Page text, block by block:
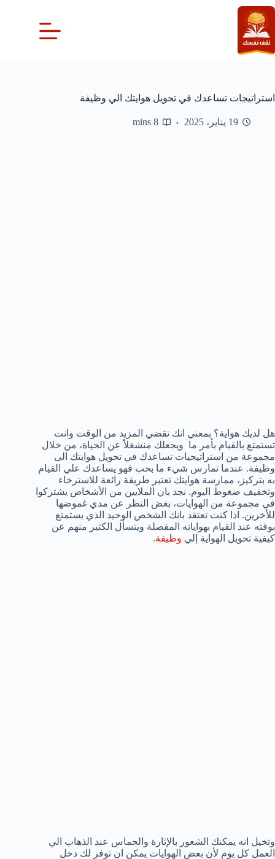
التجاوز
إلى
المحتوى
استراتيجات تساعدك في تحويل هوايتك الي وظيفة
19 يناير، 2025 8 mins
هل لديك هواية؟ بمعني انك تقضي المزيد من الوقت وانت
تستمتع بالقيام بأمر ما ويجعلك منشغلاً عن الحياة، من خلال
مجموعة من استراتيجيات تساعدك في تحويل هوايتك الى
وظيفة. عندما تمارس شيء ما بحب فهو يساعدك علي القيام
به بتركيز، ممارسة هوايتك تعتبر طريقة رائعة للاسترخاء
وتخفيف ضغوط اليوم. نجد بان الملايين من الأشخاص يشتركوا
في مجموعة من الهوايات، بغض النظر عن مدي غموضها
للأخرين. اذا كنت تعتقد بانك الشخص الوحيد الذي يستمتع
بوقته عند القيام بهواياته المفضلة ويتسأل الكثير منهم عن
كيفية تحويل الهواية إلي وظيفة.
وتخيل انه يمكنك الشعور بالإثارة والحماس عند الذهاب الي
العمل كل يوم لأن بعض الهوايات يمكن ان توفر لك دخل